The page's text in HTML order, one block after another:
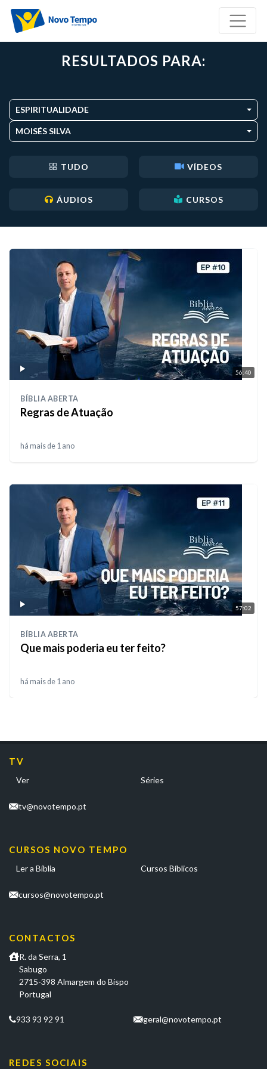
RESULTADOS PARA:
ESPIRITUALIDADE
MOISÉS SILVA
TUDO VÍDEOS
ÁUDIOS CURSOS
56:40
BÍBLIA ABERTA
Regras de Atuação
há mais de 1 ano
57:02
BÍBLIA ABERTA
Que mais poderia eu ter feito?
há mais de 1 ano
TV
Ver Séries
tv@novotempo.pt
CURSOS NOVO TEMPO
Ler a Bíblia Cursos Bíblicos
cursos@novotempo.pt
CONTACTOS
R. da Serra, 1
Sabugo
2715-398 Almargem do Bispo
Portugal
933 93 92 91 geral@novotempo.pt
REDES SOCIAIS